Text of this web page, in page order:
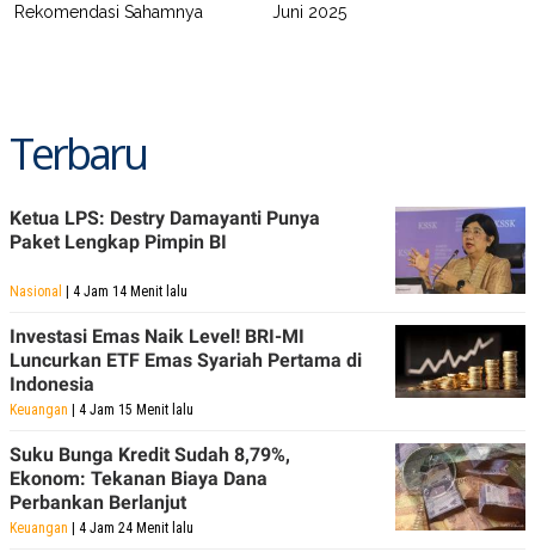
Rekomendasi Sahamnya
Juni 2025
Terbaru
Ketua LPS: Destry Damayanti Punya
Paket Lengkap Pimpin BI
Nasional | 4 Jam 14 Menit lalu
Investasi Emas Naik Level! BRI-MI
Luncurkan ETF Emas Syariah Pertama di
Indonesia
Keuangan | 4 Jam 15 Menit lalu
Suku Bunga Kredit Sudah 8,79%,
Ekonom: Tekanan Biaya Dana
Perbankan Berlanjut
Keuangan | 4 Jam 24 Menit lalu